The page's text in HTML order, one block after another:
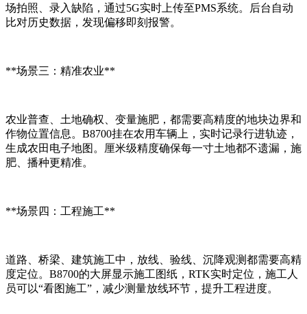
场拍照、录入缺陷，通过5G实时上传至PMS系统。后台自动
比对历史数据，发现偏移即刻报警。
**场景三：精准农业**
农业普查、土地确权、变量施肥，都需要高精度的地块边界和
作物位置信息。B8700挂在农用车辆上，实时记录行进轨迹，
生成农田电子地图。厘米级精度确保每一寸土地都不遗漏，施
肥、播种更精准。
**场景四：工程施工**
道路、桥梁、建筑施工中，放线、验线、沉降观测都需要高精
度定位。B8700的大屏显示施工图纸，RTK实时定位，施工人
员可以“看图施工”，减少测量放线环节，提升工程进度。